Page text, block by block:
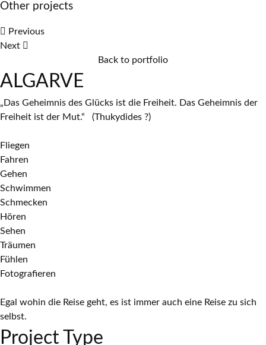
Other projects
Previous
Next
Back to portfolio
ALGARVE
„Das Geheimnis des Glücks ist die Freiheit. Das Geheimnis der
Freiheit ist der Mut.“ (Thukydides ?)
Fliegen
Fahren
Gehen
Schwimmen
Schmecken
Hören
Sehen
Träumen
Fühlen
Fotografieren
Egal wohin die Reise geht, es ist immer auch eine Reise zu sich
selbst.
Project Type